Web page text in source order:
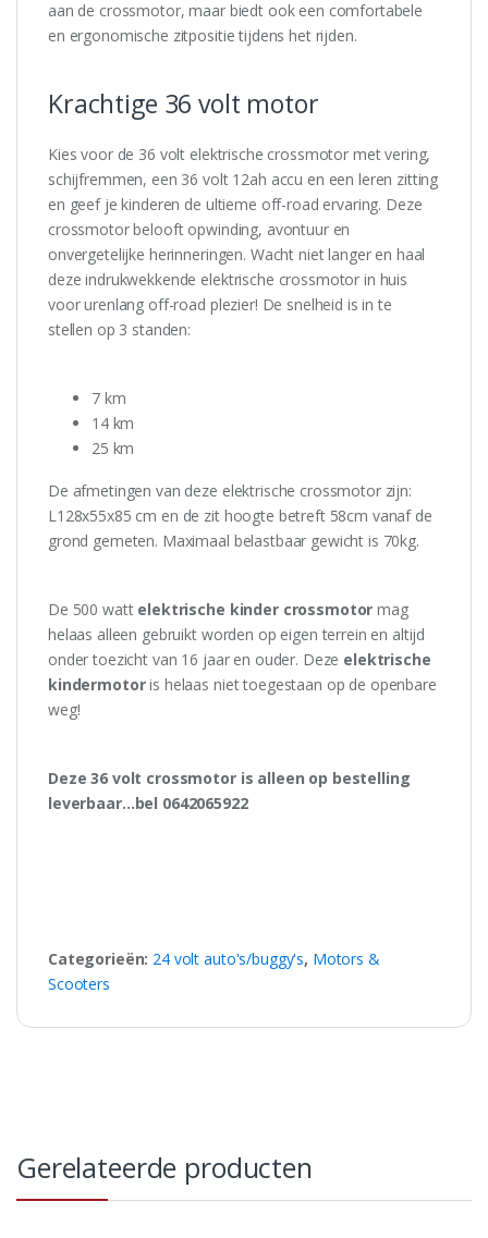
aan de crossmotor, maar biedt ook een comfortabele
en ergonomische zitpositie tijdens het rijden.
Krachtige 36 volt motor
Kies voor de 36 volt elektrische crossmotor met vering,
schijfremmen, een 36 volt 12ah accu en een leren zitting
en geef je kinderen de ultieme off-road ervaring. Deze
crossmotor belooft opwinding, avontuur en
onvergetelijke herinneringen. Wacht niet langer en haal
deze indrukwekkende elektrische crossmotor in huis
voor urenlang off-road plezier! De snelheid is in te
stellen op 3 standen:
7 km
14 km
25 km
De afmetingen van deze elektrische crossmotor zijn:
L128x55x85 cm en de zit hoogte betreft 58cm vanaf de
grond gemeten. Maximaal belastbaar gewicht is 70kg.
De 500 watt elektrische kinder crossmotor mag
helaas alleen gebruikt worden op eigen terrein en altijd
onder toezicht van 16 jaar en ouder. Deze elektrische
kindermotoris helaas niet toegestaan op de openbare
weg!
Deze 36 volt crossmotor is alleen op bestelling
leverbaar…bel 0642065922
Categorieën: 24 volt auto's/buggy's, Motors &
Scooters
Gerelateerde producten